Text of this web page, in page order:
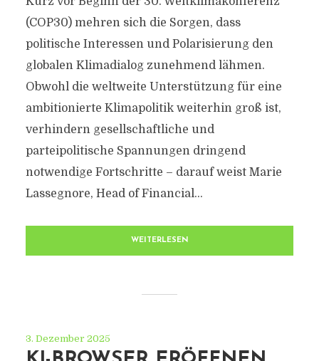
(COP30) mehren sich die Sorgen, dass
politische Interessen und Polarisierung den
globalen Klimadialog zunehmend lähmen.
Obwohl die weltweite Unterstützung für eine
ambitionierte Klimapolitik weiterhin groß ist,
verhindern gesellschaftliche und
parteipolitische Spannungen dringend
notwendige Fortschritte – darauf weist Marie
Lassegnore, Head of Financial...
WEITERLESEN
3. Dezember 2025